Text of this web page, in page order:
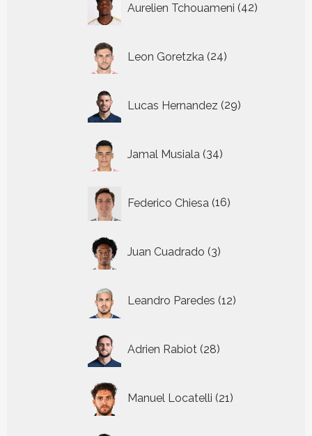
Aurelien Tchouameni 42
producten
Leon Goretzka 24
producten
Lucas Hernandez 29
producten
Jamal Musiala 34
producten
Federico Chiesa 16
producten
Juan Cuadrado 3
producten
Leandro Paredes 12
producten
Adrien Rabiot 28
producten
Manuel Locatelli 21
producten